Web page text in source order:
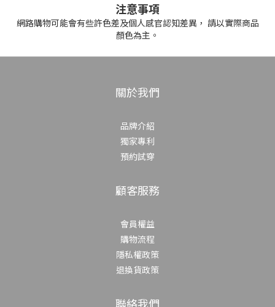
注意事項
網路購物可能會有些許色差及個人感官認知差異， 請以實際商品
顏色為主 。
關於我們
品牌介紹
獨家專利
預約試穿
顧客服務
會員權益
購物流程
隱私權政策
退換貨政策
聯絡我們